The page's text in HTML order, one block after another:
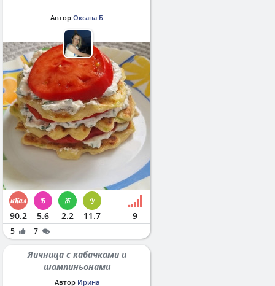
Автор Оксана Б
90.2 5.6 2.2 11.7 9
5 7
Яичница с кабачками и
шампиньонами
Автор Ирина